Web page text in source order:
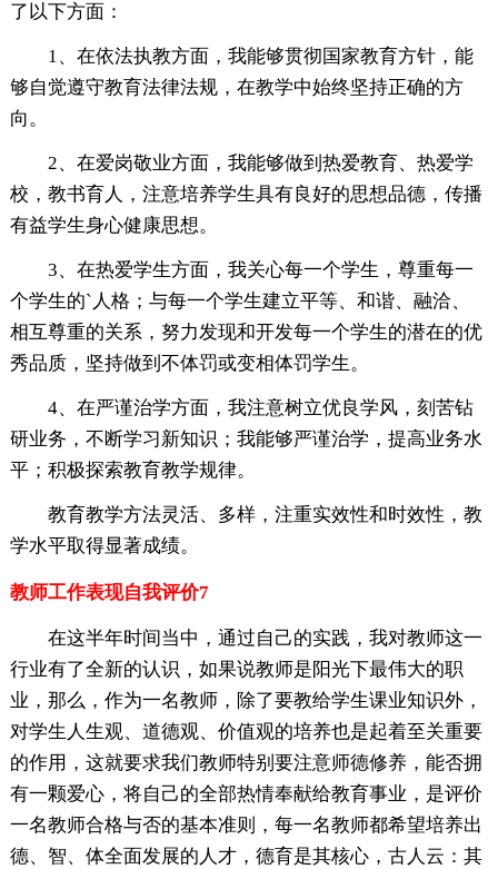
了以下方面：
1、在依法执教方面，我能够贯彻国家教育方针，能
够自觉遵守教育法律法规，在教学中始终坚持正确的方
向。
2、在爱岗敬业方面，我能够做到热爱教育、热爱学
校，教书育人，注意培养学生具有良好的思想品德，传播
有益学生身心健康思想。
3、在热爱学生方面，我关心每一个学生，尊重每一
个学生的`人格；与每一个学生建立平等、和谐、融洽、
相互尊重的关系，努力发现和开发每一个学生的潜在的优
秀品质，坚持做到不体罚或变相体罚学生。
4、在严谨治学方面，我注意树立优良学风，刻苦钻
研业务，不断学习新知识；我能够严谨治学，提高业务水
平；积极探索教育教学规律。
教育教学方法灵活、多样，注重实效性和时效性，教
学水平取得显著成绩。
教师工作表现自我评价7
在这半年时间当中，通过自己的实践，我对教师这一
行业有了全新的认识，如果说教师是阳光下最伟大的职
业，那么，作为一名教师，除了要教给学生课业知识外，
对学生人生观、道德观、价值观的培养也是起着至关重要
的作用，这就要求我们教师特别要注意师德修养，能否拥
有一颗爱心，将自己的全部热情奉献给教育事业，是评价
一名教师合格与否的基本准则，每一名教师都希望培养出
德、智、体全面发展的人才，德育是其核心，古人云：其